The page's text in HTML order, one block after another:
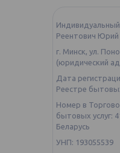
Реентович Юрий
г. Минск, ул.
(юридический
Дата
Реестре
Номер в
бытовых услуг:
Беларусь
УНП: 193055539